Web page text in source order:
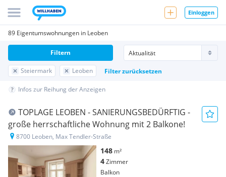
Einloggen
89 Eigentumswohnungen in Leoben
Steiermark Leoben Filter zurücksetzen
Filtern
Infos zur Reihung der Anzeigen
TOPLAGE LEOBEN - SANIERUNGSBEDÜRFTIG -
große herrschaftliche Wohnung mit 2 Balkone!
8700 Leoben, Max Tendler-Straße
148 m²
4Zimmer
Balkon